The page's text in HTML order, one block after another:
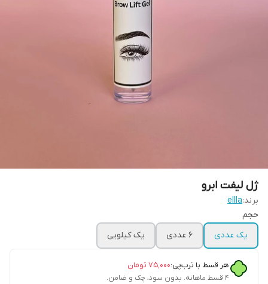
ژل لیفت ابرو
برند:ellla
حجم
یک عددی
6 عددی یک کیلویی
هر قسط با ترب‌پی:۷۵٬۰۰۰ تومان
۴ قسط ماهانه. بدون سود، چک و ضامن.